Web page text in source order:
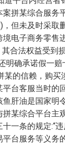
拼某综合服务
但未及时采取
电子商务零售
合法权益受到
明确承诺假一
某的信赖，购买
台客服当时的
肝油是国家明
某综合平台主
一条的规定:“
台服务等义务